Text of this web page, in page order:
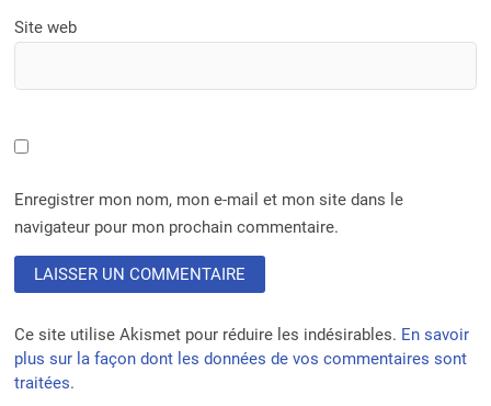
Site web
Enregistrer mon nom, mon e-mail et mon site dans le
navigateur pour mon prochain commentaire.
Ce site utilise Akismet pour réduire les indésirables. En savoir
plus sur la façon dont les données de vos commentaires sont
traitées.